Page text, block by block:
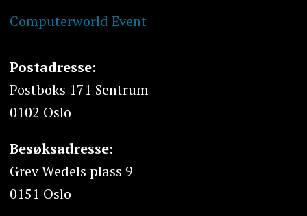
Computerworld Event
Postadresse:
Postboks 171 Sentrum
0102 Oslo
Besøksadresse:
Grev Wedels plass 9
0151 Oslo